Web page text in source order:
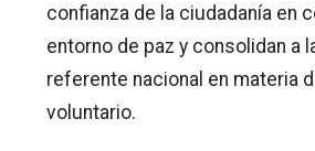
confianza de la ciudadanía en
entorno de paz y consolidan a
referente nacional en materia
voluntario.